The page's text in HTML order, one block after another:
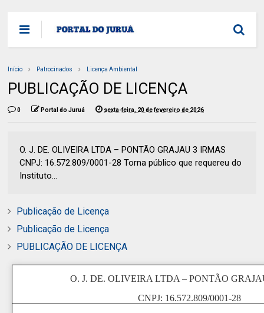
Início Patrocinados Licença Ambiental
PUBLICAÇÃO DE LICENÇA
0 Portal do Juruá sexta-feira, 20 de fevereiro de 2026
O. J. DE. OLIVEIRA LTDA – PONTÃO GRAJAU 3 IRMAS
CNPJ: 16.572.809/0001-28 Torna público que requereu do
Instituto...
Publicação de Licença
Publicação de Licença
PUBLICAÇÃO DE LICENÇA
O. J. DE. OLIVEIRA LTDA – PONTÃO
CNPJ: 16.572.809/0001-28